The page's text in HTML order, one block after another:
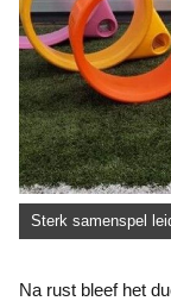
Sterk samenspel
Na rust bleef het duel lange tijd spannend. Beide teams waren